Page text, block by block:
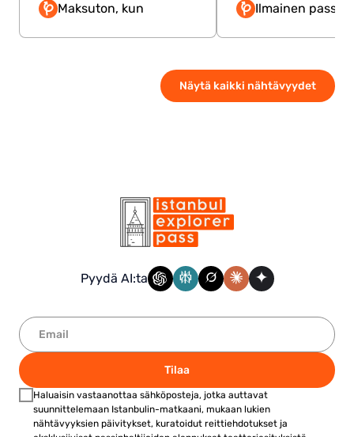
Näytä kaikki nähtävyydet
Maksuton, kun Ilmainen passilla
Pyydä AI:ta
Tilaa
Haluaisin vastaanottaa sähköposteja, jotka auttavat
suunnittelemaan Istanbulin-matkaani, mukaan lukien
nähtävyyksien päivitykset, kuratoidut reittiehdotukset ja